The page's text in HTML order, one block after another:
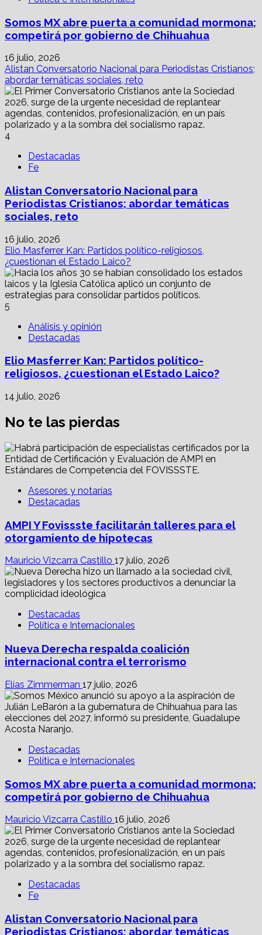
Somos MX abre puerta a comunidad mormona;
competirá por gobierno de Chihuahua
16 julio, 2026
Alistan Conversatorio Nacional para Periodistas Cristianos;
abordar temáticas sociales, reto
4
Destacadas
Fe
Alistan Conversatorio Nacional para
Periodistas Cristianos; abordar temáticas
sociales, reto
16 julio, 2026
Elio Masferrer Kan: Partidos político-religiosos,
¿cuestionan el Estado Laico?
5
Análisis y opinión
Destacadas
Elio Masferrer Kan: Partidos político-
religiosos, ¿cuestionan el Estado Laico?
14 julio, 2026
No te las pierdas
Asesores y notarías
Destacadas
AMPI Y Fovissste facilitarán talleres para el
otorgamiento de hipotecas
Mauricio Vizcarra Castillo 17 julio, 2026
Destacadas
Política e Internacionales
Nueva Derecha respalda coalición
internacional contra el terrorismo
Elías Zimmerman 17 julio, 2026
Destacadas
Política e Internacionales
Somos MX abre puerta a comunidad mormona;
competirá por gobierno de Chihuahua
Mauricio Vizcarra Castillo 16 julio, 2026
Destacadas
Fe
Alistan Conversatorio Nacional para
Periodistas Cristianos; abordar temáticas